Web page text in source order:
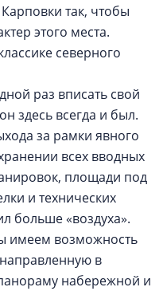
так, чтобы
этого места.
северного
раз вписать свой
здесь всегда и был.
за рамки явного
всех вводных
площади под
и технических
больше «воздуха».
имеем возможность
в
набережной и